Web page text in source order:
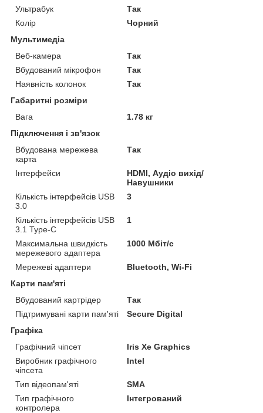
Ультрабук
Так
Колір
Чорний
Мультимедіа
Веб-камера
Так
Вбудований мікрофон
Так
Наявність колонок
Так
Габаритні розміри
Вага
1.78 кг
Підключення і зв'язок
Вбудована мережева
карта
Так
Інтерфейси
HDMI, Аудіо вихід/
Навушники
Кількість інтерфейсів USB
3.0
3
Кількість інтерфейсів USB
3.1 Type-C
1
Максимальна швидкість
мережевого адаптера
1000 Мбіт/с
Мережеві адаптери
Bluetooth, Wi-Fi
Карти пам'яті
Вбудований картрідер
Так
Підтримувані карти пам'яті
Secure Digital
Графіка
Графічний чіпсет
Iris Xe Graphics
Виробник графічного
чіпсета
Intel
Тип відеопам'яті
SMA
Тип графічного
контролера
Інтегрований